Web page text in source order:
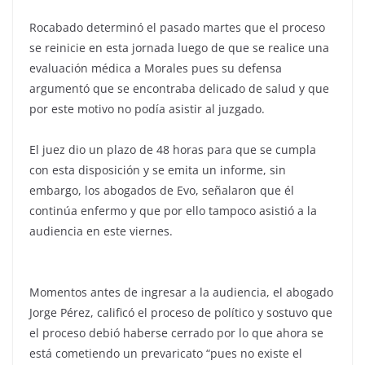
Rocabado determinó el pasado martes que el proceso
se reinicie en esta jornada luego de que se realice una
evaluación médica a Morales pues su defensa
argumentó que se encontraba delicado de salud y que
por este motivo no podía asistir al juzgado.
El juez dio un plazo de 48 horas para que se cumpla
con esta disposición y se emita un informe, sin
embargo, los abogados de Evo, señalaron que él
continúa enfermo y que por ello tampoco asistió a la
audiencia en este viernes.
Momentos antes de ingresar a la audiencia, el abogado
Jorge Pérez, calificó el proceso de político y sostuvo que
el proceso debió haberse cerrado por lo que ahora se
está cometiendo un prevaricato “pues no existe el